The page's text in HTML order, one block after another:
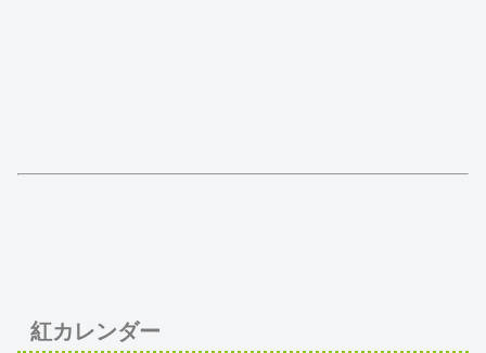
紅カレンダー